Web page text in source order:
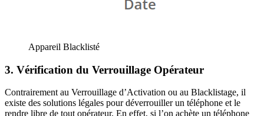
Appareil Blacklisté
3. Vérification du Verrouillage Opérateur
Contrairement au Verrouillage d’Activation ou au Blacklistage, il
existe des solutions légales pour déverrouiller un téléphone et le
rendre libre de tout opérateur. En effet, si l’on achète un téléphone